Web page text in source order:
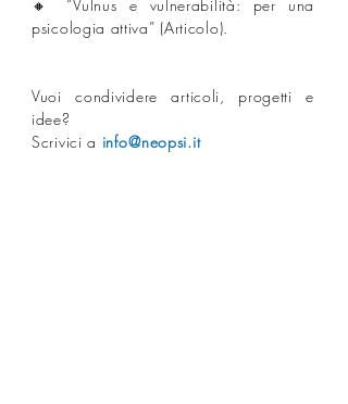
🔸 “Vulnus e vulnerabilità: per una
psicologia attiva” (Articolo).⁣
Vuoi condividere articoli, progetti e
idee? ⁣
Scrivici a info⁣@neopsi.it